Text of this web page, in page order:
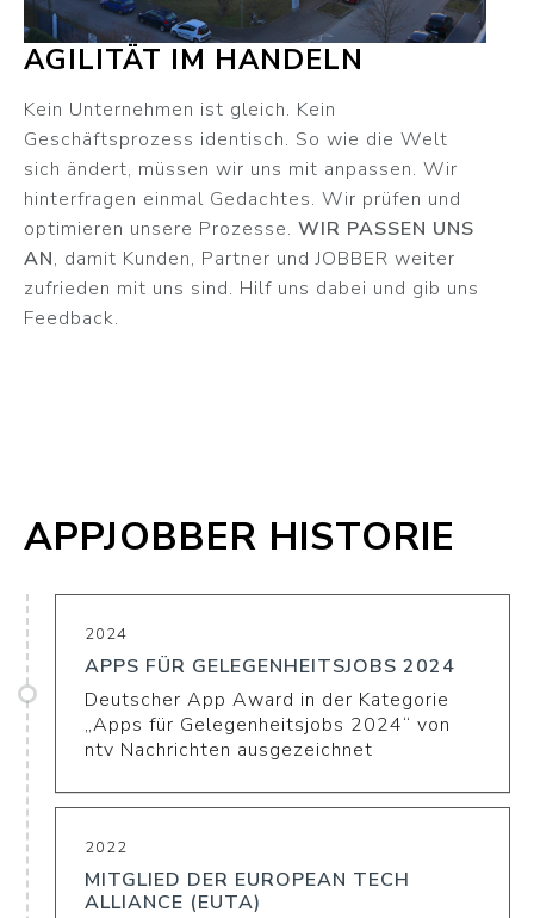
AGILITÄT IM HANDELN
Kein Unternehmen ist gleich. Kein
Geschäftsprozess identisch. So wie die Welt
sich ändert, müssen wir uns mit anpassen. Wir
hinterfragen einmal Gedachtes. Wir prüfen und
optimieren unsere Prozesse. WIR PASSEN UNS
AN, damit Kunden, Partner und JOBBER weiter
zufrieden mit uns sind. Hilf uns dabei und gib uns
Feedback.
APPJOBBER HISTORIE
2024
APPS FÜR GELEGENHEITSJOBS 2024
Deutscher App Award in der Kategorie
„Apps für Gelegenheitsjobs 2024“ von
ntv Nachrichten ausgezeichnet
2022
MITGLIED DER EUROPEAN TECH
ALLIANCE (EUTA)